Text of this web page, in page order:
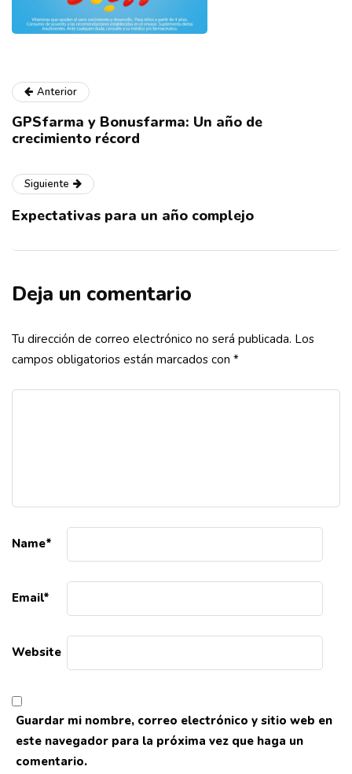
Anterior
GPSfarma y Bonusfarma: Un año de
crecimiento récord
Siguiente
Expectativas para un año complejo
Deja un comentario
Tu dirección de correo electrónico no será publicada. Los
campos obligatorios están marcados con *
Name*
Email*
Website
Guardar mi nombre, correo electrónico y sitio web en
este navegador para la próxima vez que haga un
comentario.